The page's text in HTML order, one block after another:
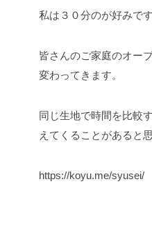
私は３０分のが好みです
皆さんのご家庭のオー
変わってきます。
同じ生地で時間を比較
えてくることがあると
https://koyu.me/syusei/